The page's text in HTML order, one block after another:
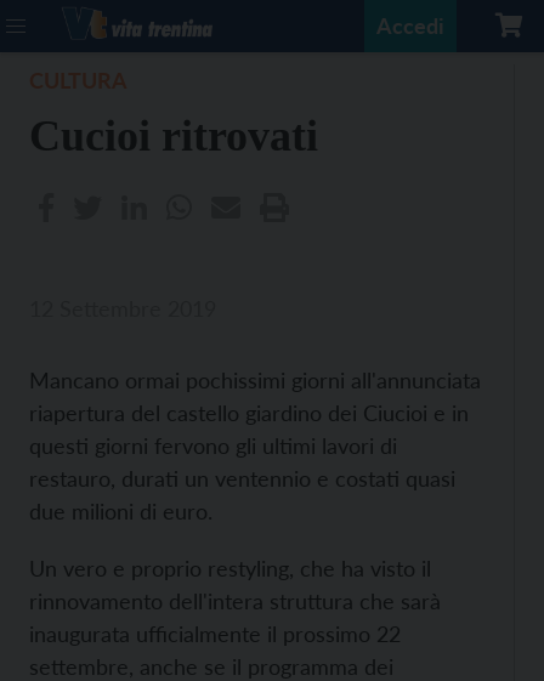
Accedi
Cucioi ritrovati
Mancano ormai pochissimi giorni all'annunciata
riapertura del castello giardino dei Ciucioi e in
questi giorni fervono gli ultimi lavori di
restauro, durati un ventennio e costati quasi
due milioni di euro.
Un vero e proprio restyling, che ha visto il
rinnovamento dell'intera struttura che sarà
inaugurata ufficialmente il prossimo 22
settembre, anche se il programma dei